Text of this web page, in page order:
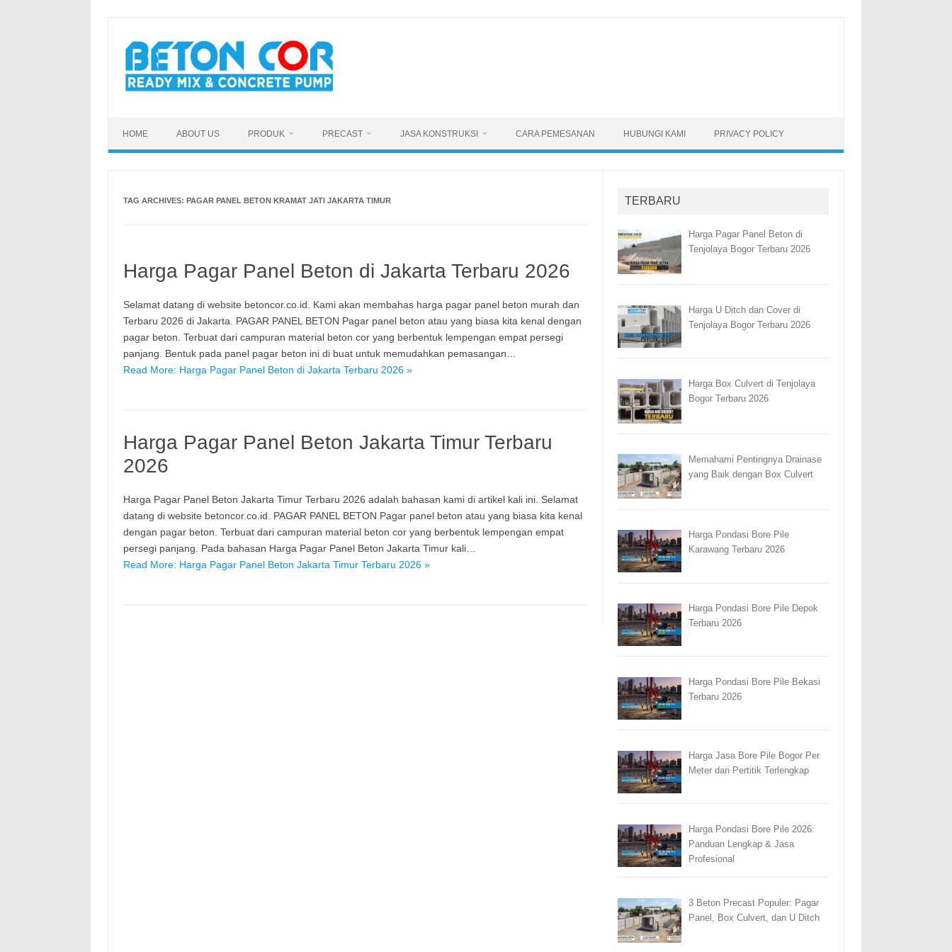
content
HOME ABOUT US PRODUK PRECAST JASA KONSTRUKSI CARA PEMESANAN HUBUNGI KAMI PRIVACY POLICY
TAG ARCHIVES: PAGAR PANEL BETON KRAMAT JATI JAKARTA TIMUR
Harga Pagar Panel Beton di Jakarta Terbaru 2026
Selamat datang di website betoncor.co.id. Kami akan membahas harga pagar panel beton murah dan
Terbaru 2026 di Jakarta. PAGAR PANEL BETON Pagar panel beton atau yang biasa kita kenal dengan
pagar beton. Terbuat dari campuran material beton cor yang berbentuk lempengan empat persegi
panjang. Bentuk pada panel pagar beton ini di buat untuk memudahkan pemasangan…
Read More: Harga Pagar Panel Beton di Jakarta Terbaru 2026 »
Harga Pagar Panel Beton Jakarta Timur Terbaru
2026
Harga Pagar Panel Beton Jakarta Timur Terbaru 2026 adalah bahasan kami di artikel kali ini. Selamat
datang di website betoncor.co.id. PAGAR PANEL BETON Pagar panel beton atau yang biasa kita kenal
dengan pagar beton. Terbuat dari campuran material beton cor yang berbentuk lempengan empat
persegi panjang. Pada bahasan Harga Pagar Panel Beton Jakarta Timur kali…
Read More: Harga Pagar Panel Beton Jakarta Timur Terbaru 2026 »
TERBARU
Harga Pagar Panel Beton di
Tenjolaya Bogor Terbaru 2026
Harga U Ditch dan Cover di
Tenjolaya Bogor Terbaru 2026
Harga Box Culvert di Tenjolaya
Bogor Terbaru 2026
Memahami Pentingnya Drainase
yang Baik dengan Box Culvert
Harga Pondasi Bore Pile
Karawang Terbaru 2026
Harga Pondasi Bore Pile Depok
Terbaru 2026
Harga Pondasi Bore Pile Bekasi
Terbaru 2026
Harga Jasa Bore Pile Bogor Per
Meter dan Pertitik Terlengkap
Harga Pondasi Bore Pile 2026:
Panduan Lengkap & Jasa
Profesional
3 Beton Precast Populer: Pagar
Panel, Box Culvert, dan U Ditch